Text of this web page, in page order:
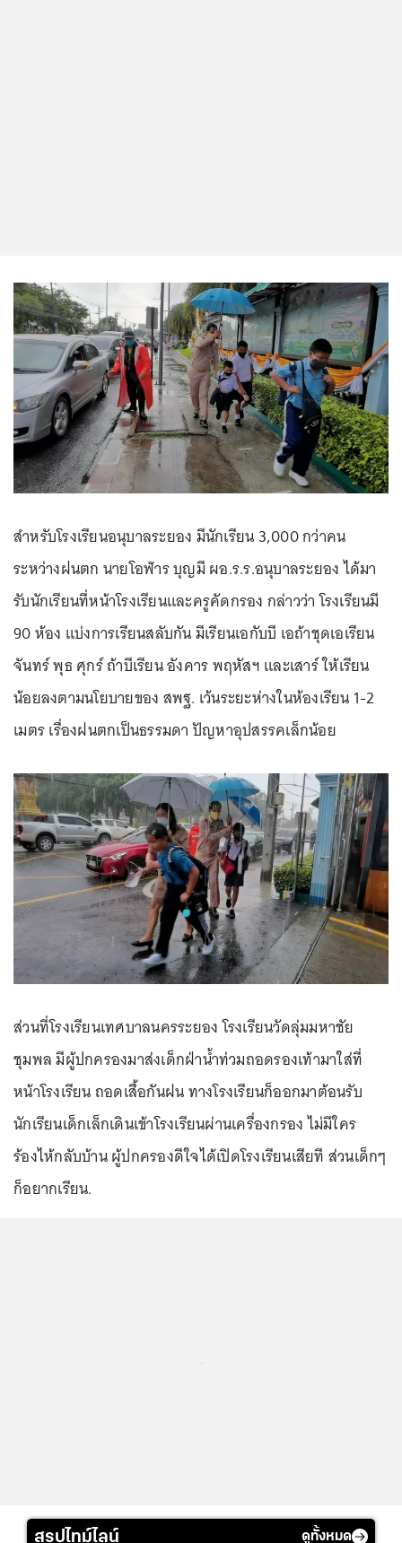
สำหรับโรงเรียนอนุบาลระยอง มีนักเรียน 3,000 กว่าคน
ระหว่างฝนตก นายโอฬาร บุญมี ผอ.ร.ร.อนุบาลระยอง ได้มา
รับนักเรียนที่หน้าโรงเรียนและครูคัดกรอง กล่าวว่า โรงเรียนมี
90 ห้อง แบ่งการเรียนสลับกัน มีเรียนเอกับบี เอถ้าชุดเอเรียน
จันทร์ พุธ ศุกร์ ถ้าบีเรียน อังคาร พฤหัสฯ และเสาร์ ให้เรียน
น้อยลงตามนโยบายของ สพฐ. เว้นระยะห่างในห้องเรียน 1-2
เมตร เรื่องฝนตกเป็นธรรมดา ปัญหาอุปสรรคเล็กน้อย
ส่วนที่โรงเรียนเทศบาลนครระยอง โรงเรียนวัดลุ่มมหาชัย
ชุมพล มีผู้ปกครองมาส่งเด็กฝ่าน้ำท่วมถอดรองเท้ามาใส่ที่
หน้าโรงเรียน ถอดเสื้อกันฝน ทางโรงเรียนก็ออกมาต้อนรับ
นักเรียนเด็กเล็กเดินเข้าโรงเรียนผ่านเครื่องกรอง ไม่มีใคร
ร้องไห้กลับบ้าน ผู้ปกครองดีใจได้เปิดโรงเรียนเสียที ส่วนเด็กๆ
ก็อยากเรียน.
สรุปไทม์ไลน์ ดูทั้งหมด